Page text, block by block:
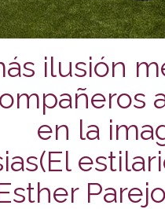
ilusión
en la